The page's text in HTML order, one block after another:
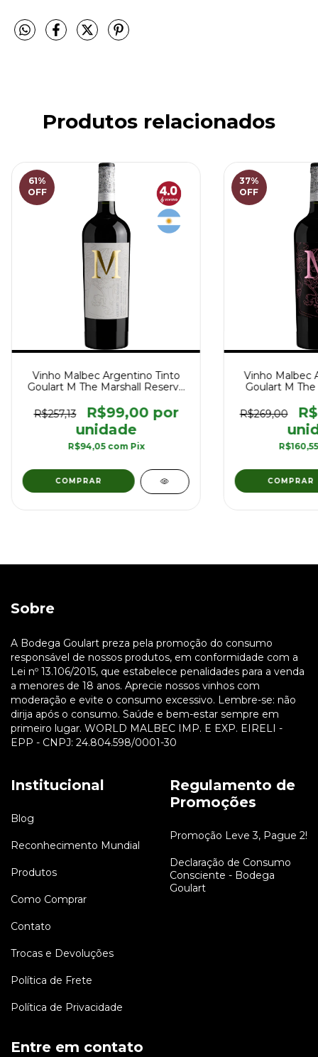
Produtos relacionados
61%
OFF
Vinho Malbec Argentino Tinto
Goulart M The Marshall Reserva
R$257,13
R$99,00
R$94,05 com Pix
37%
OFF
Vinho Malbec
Goulart M The
R$269,00
Sobre
A Bodega Goulart preza pela promoção do consumo
responsável de nossos produtos, em conformidade com a
Lei nº 13.106/2015, que estabelece penalidades para a venda
a menores de 18 anos. Aprecie nossos vinhos com
moderação e evite o consumo excessivo. Lembre-se: não
dirija após o consumo. Saúde e bem-estar sempre em
primeiro lugar. WORLD MALBEC IMP. E EXP. EIRELI -
EPP - CNPJ: 24.804.598/0001-30
Institucional
Blog
Reconhecimento Mundial
Produtos
Como Comprar
Contato
Trocas e Devoluções
Política de Frete
Política de Privacidade
Regulamento de
Promoções
Promoção Leve 3, Pague 2!
Declaração de Consumo
Consciente - Bodega
Goulart
Entre em contato